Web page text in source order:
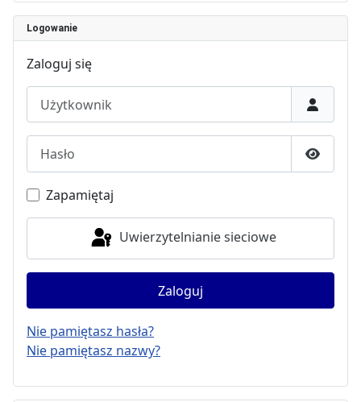
Logowanie
Zaloguj się
Pokaż
Zapamiętaj
Uwierzytelnianie sieciowe
Zaloguj
Nie pamiętasz hasła?
Nie pamiętasz nazwy?